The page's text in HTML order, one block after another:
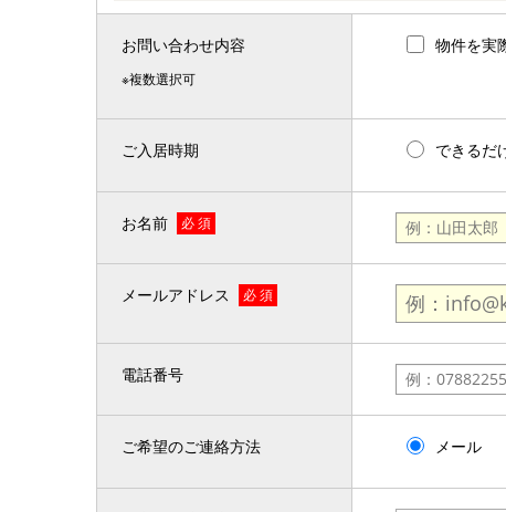
お問い合わせ内容
※複数選択可
物件を実
ご入居時期 できるだ
お名前 必 須
メールアドレス 必 須
電話番号
ご希望のご連絡方法 メール